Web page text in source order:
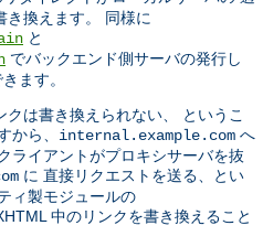
き換えます。 同様に
と
でバックエンド側サーバの発行し
ます。
は書き換えられない、 というこ
から、 internal.example.com へ
ライアントがプロキシサーバを抜
に 直接リクエストを送る、とい
ィ製モジュールの
中のリンクを書き換えること